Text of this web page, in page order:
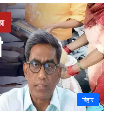
बिहार